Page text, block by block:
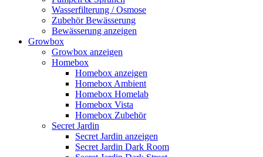
Wasserfilterung / Osmose
Zubehör Bewässerung
Bewässerung anzeigen
Growbox
Growbox anzeigen
Homebox
Homebox anzeigen
Homebox Ambient
Homebox Homelab
Homebox Vista
Homebox Zubehör
Secret Jardin
Secret Jardin anzeigen
Secret Jardin Dark Room